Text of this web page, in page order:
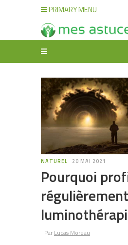
PRIMARY MENU
NATUREL 20 MAI 2021
Pourquoi
Par Lucas Moreau